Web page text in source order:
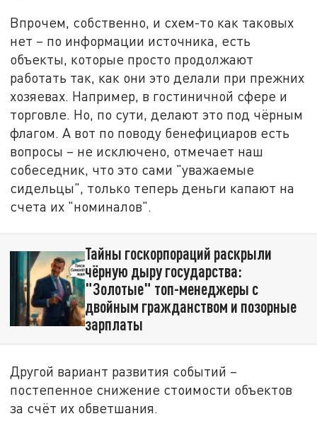
Впрочем, собственно, и схем-то как таковых
нет – по информации источника, есть
объекты, которые просто продолжают
работать так, как они это делали при прежних
хозяевах. Например, в гостиничной сфере и
торговле. Но, по сути, делают это под чёрным
флагом. А вот по поводу бенефициаров есть
вопросы – не исключено, отмечает наш
собеседник, что это сами "уважаемые
сидельцы", только теперь деньги капают на
счета их "номиналов".
Тайны госкорпораций раскрыли
чёрную дыру государства:
"Золотые" топ-менеджеры с
двойным гражданством и позорные
зарплаты
Другой вариант развития событий –
постепенное снижение стоимости объектов
за счёт их обветшания.